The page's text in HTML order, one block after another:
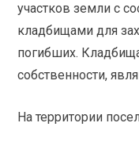
участков земли с
кладбищами для
погибших.
собственности,
На территории